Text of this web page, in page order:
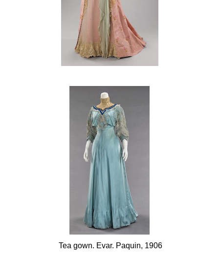
Tea gown. Evar. Paquin, 1906